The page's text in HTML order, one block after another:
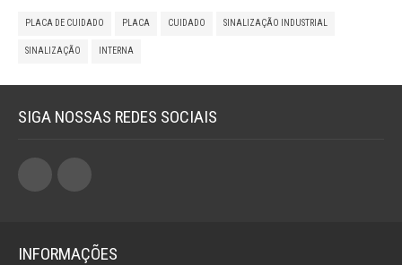
PLACA DE CUIDADO PLACA CUIDADO SINALIZAÇÃO INDUSTRIAL
SINALIZAÇÃO INTERNA
SIGA NOSSAS REDES SOCIAIS
INFORMAÇÕES